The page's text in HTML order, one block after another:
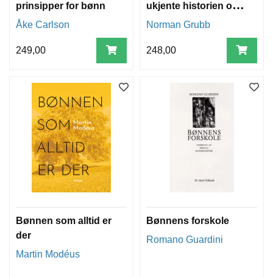
prinsipper for bønn
Åke Carlson
249,00
ukjente historien om
Rees Howells og
Norman Grubb
248,00
Bønnen som alltid er
der
Martin Modéus
Bønnens forskole
Romano Guardini